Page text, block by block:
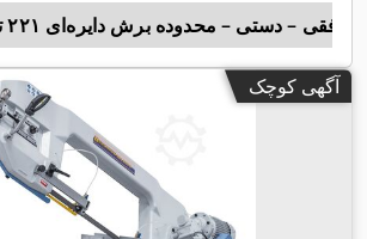
افقی – دستی – محدوده برش دایره‌ای ۲۲۱ تا ۲۹۹ میلی‌متر
آگهی کوچک